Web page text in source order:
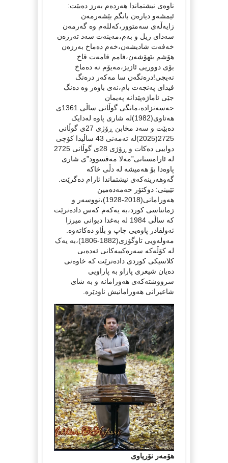
ناوەی نیشتماندا هەردەم بەرز دەبێت:
ئیمشەو دیارەن بانگم بێشەرمەن
زایەڵەی سەمتوور،کەللەم وە گەرمەن
سەدای زیل و بەم،مەینەت سەد تەرزەن
خەفەت شادیشەن،خەم دەماخ بەرزەن
هۆشم بێهۆشەن،فامم قامەت قاخ
بۆی دووریی ئازیز،مەیۆم نە دەماخ
نەیچی!درەنگەن سا مەکەر درەنگ
فیدای پەنجەت بام،نەی باوەر وە دەنگ
جێی ئاماژەپێدانە پەیمان
حەسەنزادە،مانگی گوڵانی ساڵی 1361ی
هەتاوی(1982)لە شاری پاوە لەدایک
دەبێت و سەد مخابن ڕۆژی 27ی گوڵانی
2725(2025)لە تەمەنی 43 ساڵیدا کۆچی
دواییی دەکات و ڕۆژی 28ی گوڵانی 2725
لە ئارامستانی”مەلا مەقسوود”ی شاری
پاوەدا بۆ هەمیشە لە دڵی خاکە
گەوهەرینەکەی نیشتماندا ئارام دەگرێت.
تێبینی: دوکتۆر حەمەدەمین
هەورامانی(2018-1928)،نووسەر و
زمانناسی کورد،بە یەکەم کەس دادەنرێت
کە ساڵی 1984 لە بەغدا دیوانی میرزا
ئەولقادر پاوەیی چاپ و بڵاو دەکاتەوە.
مەولەویی تاوگۆزی(1882-1806)،بە یەک
لە کۆڵەکە سەرەکییەکانی ئەدەبی
کلاسیکی کوردی دادەنرێت کە خاوەنی
دەیان شیعری پاراو بە پاراویی
سرووشتەکەی هەورامانە و بە شای
شاعیرانی هەورامانیش ناودێرە.
هۆمەر نۆریاوی